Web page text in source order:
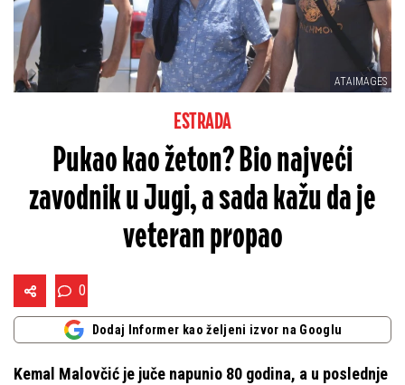
ATAIMAGES
ESTRADA
Pukao kao žeton? Bio najveći
zavodnik u Jugi, a sada kažu da je
veteran propao
0
Dodaj Informer kao željeni izvor na Googlu
Kemal Malovčić je juče napunio 80 godina, a u poslednje